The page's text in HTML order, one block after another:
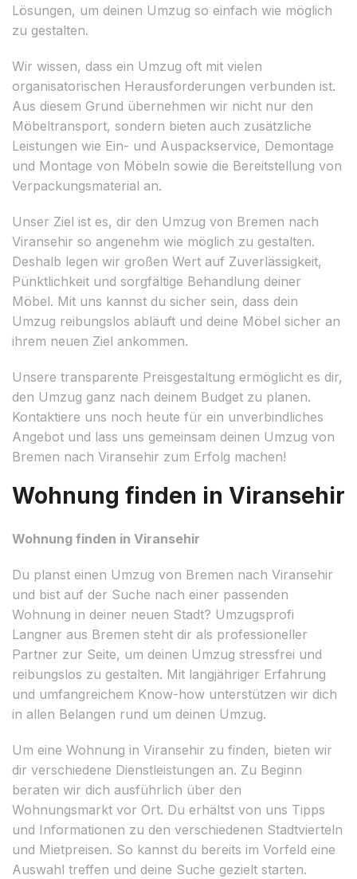
Lösungen, um deinen Umzug so einfach wie möglich
zu gestalten.
Wir wissen, dass ein Umzug oft mit vielen
organisatorischen Herausforderungen verbunden ist.
Aus diesem Grund übernehmen wir nicht nur den
Möbeltransport, sondern bieten auch zusätzliche
Leistungen wie Ein- und Auspackservice, Demontage
und Montage von Möbeln sowie die Bereitstellung von
Verpackungsmaterial an.
Unser Ziel ist es, dir den Umzug von Bremen nach
Viransehir so angenehm wie möglich zu gestalten.
Deshalb legen wir großen Wert auf Zuverlässigkeit,
Pünktlichkeit und sorgfältige Behandlung deiner
Möbel. Mit uns kannst du sicher sein, dass dein
Umzug reibungslos abläuft und deine Möbel sicher an
ihrem neuen Ziel ankommen.
Unsere transparente Preisgestaltung ermöglicht es dir,
den Umzug ganz nach deinem Budget zu planen.
Kontaktiere uns noch heute für ein unverbindliches
Angebot und lass uns gemeinsam deinen Umzug von
Bremen nach Viransehir zum Erfolg machen!
Wohnung finden in Viransehir
Wohnung finden in Viransehir
Du planst einen Umzug von Bremen nach Viransehir
und bist auf der Suche nach einer passenden
Wohnung in deiner neuen Stadt? Umzugsprofi
Langner aus Bremen steht dir als professioneller
Partner zur Seite, um deinen Umzug stressfrei und
reibungslos zu gestalten. Mit langjähriger Erfahrung
und umfangreichem Know-how unterstützen wir dich
in allen Belangen rund um deinen Umzug.
Um eine Wohnung in Viransehir zu finden, bieten wir
dir verschiedene Dienstleistungen an. Zu Beginn
beraten wir dich ausführlich über den
Wohnungsmarkt vor Ort. Du erhältst von uns Tipps
und Informationen zu den verschiedenen Stadtvierteln
und Mietpreisen. So kannst du bereits im Vorfeld eine
Auswahl treffen und deine Suche gezielt starten.